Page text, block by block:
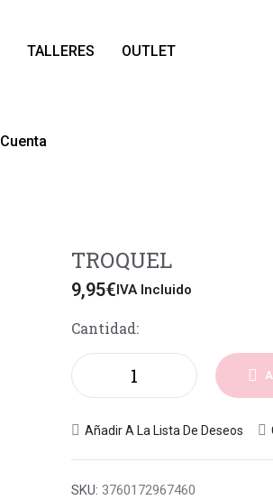
TALLERES OUTLET
Cuenta
TROQUEL
9,95€IVA Incluido
Cantidad:
Añadir A La Lista De Deseos
SKU: 3760172967460